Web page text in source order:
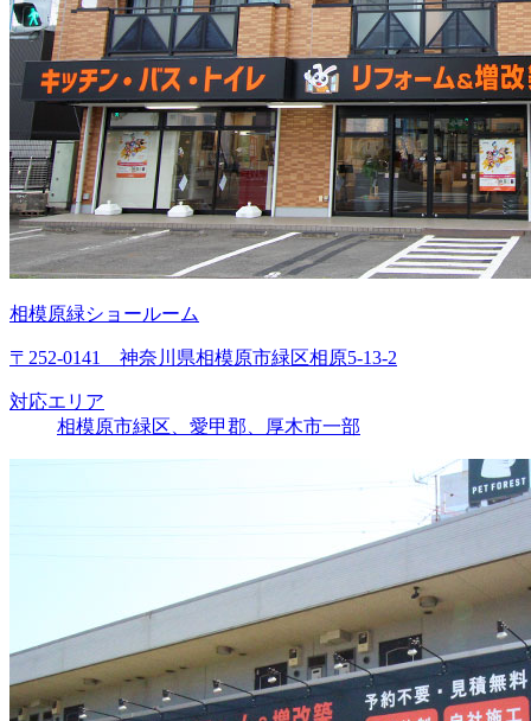
相模原緑ショールーム
〒252-0141 神奈川県相模原市緑区相原5-13-2
対応エリア
相模原市緑区、愛甲郡、厚木市一部